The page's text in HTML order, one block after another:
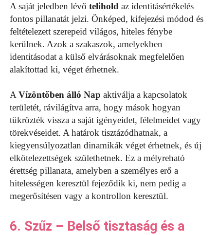
A saját jeledben lévő telihold az identitásértékelés
fontos pillanatát jelzi. Önképed, kifejezési módod és
feltételezett szerepeid világos, hiteles fénybe
kerülnek. Azok a szakaszok, amelyekben
identitásodat a külső elvárásoknak megfelelően
alakítottad ki, véget érhetnek.
A Vízöntőben álló Nap aktiválja a kapcsolatok
területét, rávilágítva arra, hogy mások hogyan
tükrözték vissza a saját igényeidet, félelmeidet vagy
törekvéseidet. A határok tisztázódhatnak, a
kiegyensúlyozatlan dinamikák véget érhetnek, és új
elkötelezettségek születhetnek. Ez a mélyreható
érettség pillanata, amelyben a személyes erő a
hitelességen keresztül fejeződik ki, nem pedig a
megerősítésen vagy a kontrollon keresztül.
6. Szűz – Belső tisztaság és a